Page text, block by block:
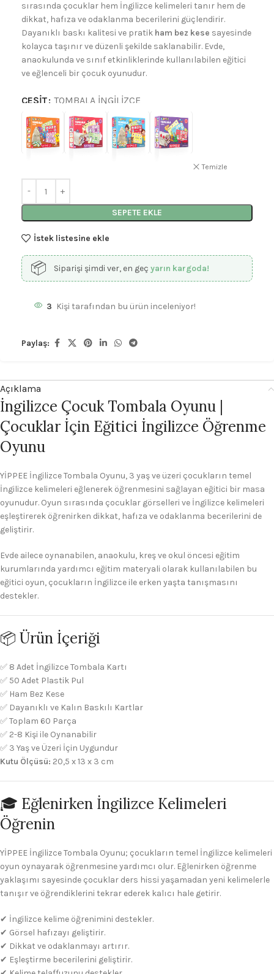
sırasında çocuklar hem İngilizce kelimeleri tanır hem de
dikkat, hafıza ve odaklanma becerilerini güçlendirir.
Dayanıklı baskı kalitesi ve pratik ham bez kese sayesinde
kolayca taşınır ve düzenli şekilde saklanabilir. Evde,
anaokulunda ve sınıf etkinliklerinde kullanılabilen eğitici
ve eğlenceli bir çocuk oyunudur.
ÇEŞIT TOMBALA İNGILIZCE
Temizle
SEPETE EKLE
İstek listesine ekle
📦 Siparişi şimdi ver, en geç yarın kargoda!
3 Kişi tarafından bu ürün inceleniyor!
Paylaş:
Açıklama
İngilizce Çocuk Tombala Oyunu |
Çocuklar İçin Eğitici İngilizce Öğrenme
Oyunu
YİPPEE İngilizce Tombala Oyunu, 3 yaş ve üzeri çocukların temel
İngilizce kelimeleri eğlenerek öğrenmesini sağlayan eğitici bir masa
oyunudur. Oyun sırasında çocuklar görselleri ve İngilizce kelimeleri
eşleştirerek öğrenirken dikkat, hafıza ve odaklanma becerilerini de
geliştirir.
Evde ailece oynanabilen, anaokulu, kreş ve okul öncesi eğitim
kurumlarında yardımcı eğitim materyali olarak kullanılabilen bu
eğitici oyun, çocukların İngilizce ile erken yaşta tanışmasını
destekler.
📦 Ürün İçeriği
✅ 8 Adet İngilizce Tombala Kartı
✅ 50 Adet Plastik Pul
✅ Ham Bez Kese
✅ Dayanıklı ve Kalın Baskılı Kartlar
✅ Toplam 60 Parça
✅ 2-8 Kişi ile Oynanabilir
✅ 3 Yaş ve Üzeri İçin Uygundur
Kutu Ölçüsü: 20,5 x 13 x 3 cm
🎓 Eğlenirken İngilizce Kelimeleri
Öğrenin
YİPPEE İngilizce Tombala Oyunu; çocukların temel İngilizce kelimeleri
oyun oynayarak öğrenmesine yardımcı olur. Eğlenirken öğrenme
yaklaşımı sayesinde çocuklar ders hissi yaşamadan yeni kelimelerle
tanışır ve öğrendiklerini tekrar ederek kalıcı hale getirir.
✔ İngilizce kelime öğrenimini destekler.
✔ Görsel hafızayı geliştirir.
✔ Dikkat ve odaklanmayı artırır.
✔ Eşleştirme becerilerini geliştirir.